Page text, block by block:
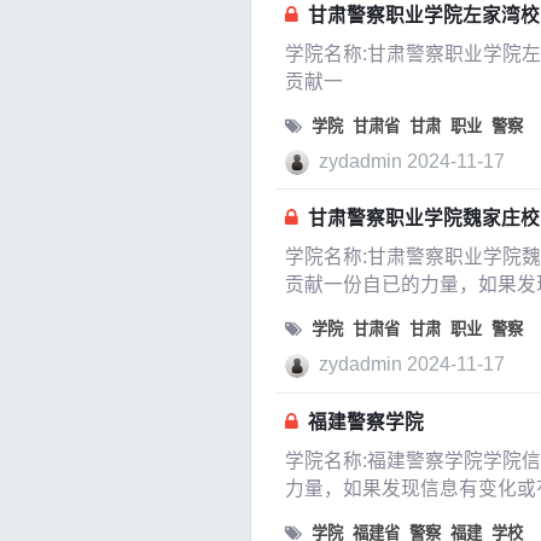
甘肃警察职业学院左家湾
学院名称:甘肃警察职业学院
贡献一
学院 甘肃省 甘肃 职业 警察
zydadmin 2024-11-17
甘肃警察职业学院魏家庄
学院名称:甘肃警察职业学院
贡献一份自已的力量，如果
学院 甘肃省 甘肃 职业 警察
zydadmin 2024-11-17
福建警察学院
学院名称:福建警察学院学院
力量，如果发现信息有变化
学院 福建省 警察 福建 学校